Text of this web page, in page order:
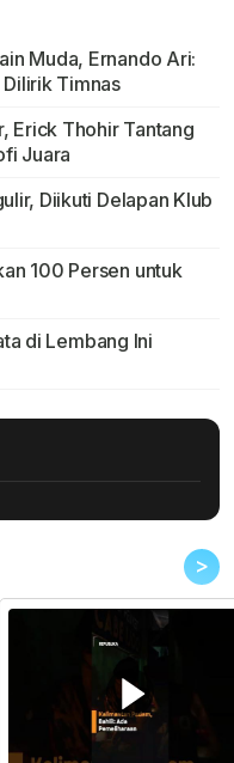
Muda, Ernando Ari:
Timnas
Erick Thohir Tantang
Juara
Diikuti Delapan Klub
100 Persen untuk
di Lembang Ini
>